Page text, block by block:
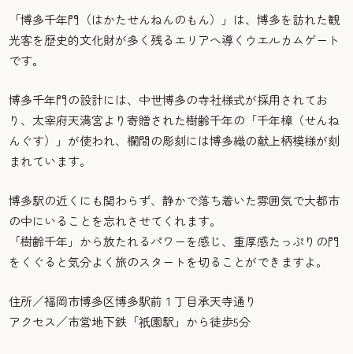
「博多千年門（はかたせんねんのもん）」は、博多を訪れた観
光客を歴史的文化財が多く残るエリアへ導くウエルカムゲート
です。
博多千年門の設計には、中世博多の寺社様式が採用されてお
り、太宰府天満宮より寄贈された樹齢千年の「千年樟（せんね
んぐす）」が使われ、欄間の彫刻には博多織の献上柄模様が刻
まれています。
博多駅の近くにも関わらず、静かで落ち着いた雰囲気で大都市
の中にいることを忘れさせてくれます。
「樹齢千年」から放たれるパワーを感じ、重厚感たっぷりの門
をくぐると気分よく旅のスタートを切ることができますよ。
住所／福岡市博多区博多駅前１丁目承天寺通り
アクセス／市営地下鉄「祇園駅」から徒歩5分